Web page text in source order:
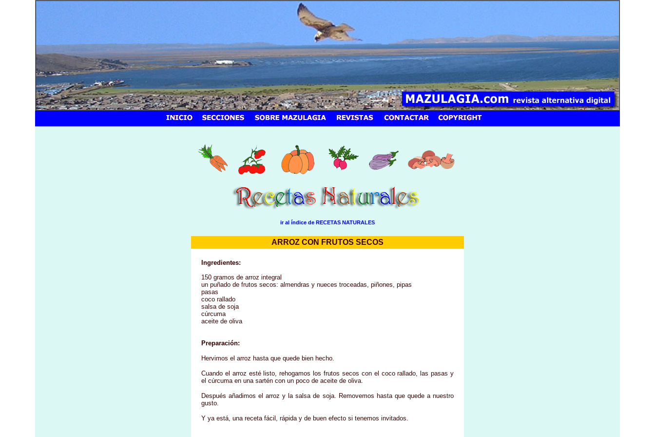
ir al índice de RECETAS NATURALES
ARROZ CON FRUTOS SECOS
Ingredientes:
150 gramos de arroz integral
un puñado de frutos secos: almendras y nueces troceadas, piñones, pipas
pasas
coco rallado
salsa de soja
cúrcuma
aceite de oliva
Preparación:
Hervimos el arroz hasta que quede bien hecho.
Cuando el arroz esté listo, rehogamos los frutos secos con el coco rallado, las pasas y
el cúrcuma en una sartén con un poco de aceite de oliva.
Después añadimos el arroz y la salsa de soja. Removemos hasta que quede a nuestro
gusto.
Y ya está, una receta fácil, rápida y de buen efecto si tenemos invitados.